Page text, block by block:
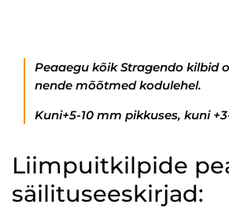
Peaaegu kõik Stragendo kilbid
nende mõõtmed kodulehel.
Kuni+5-10 mm pikkuses, kuni
Liimpuitkilpide
säilituseeskirjad: